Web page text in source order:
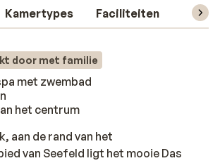
Kamertypes Faciliteiten
door met familie
met zwembad
het centrum
aan de rand van het
van Seefeld ligt het mooie Das